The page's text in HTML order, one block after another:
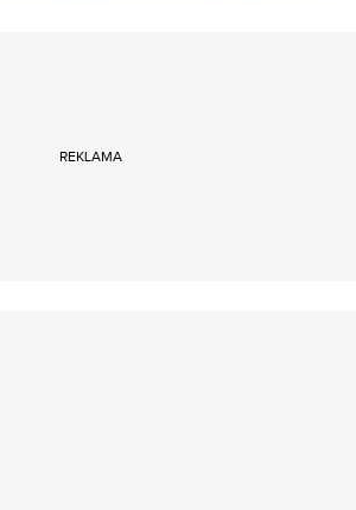
REKLAMA